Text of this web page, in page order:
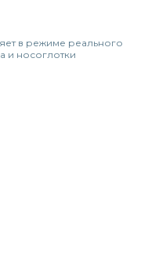
в режиме реального
и носоглотки